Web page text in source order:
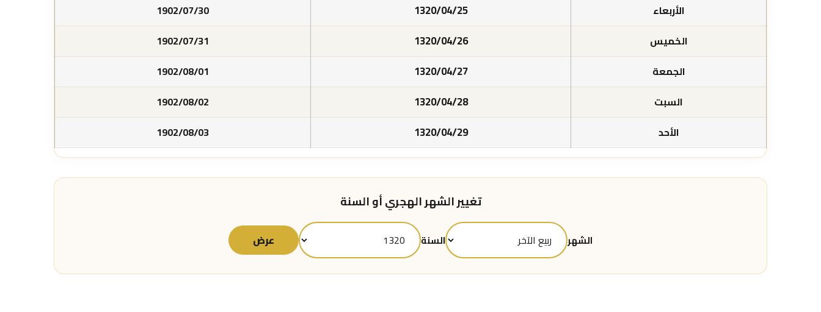
الأربعاء
1320/04/25
1902/07/30
الخميس
1320/04/26
1902/07/31
الجمعة
1320/04/27
1902/08/01
السبت
1320/04/28
1902/08/02
الأحد
1320/04/29
1902/08/03
تغيير الشهر الهجري أو السنة
الشهر السنة عرض